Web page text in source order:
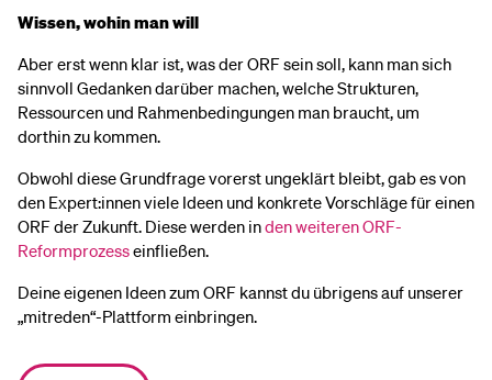
Wissen, wohin man will
Aber erst wenn klar ist, was der ORF sein soll, kann man sich
sinnvoll Gedanken darüber machen, welche Strukturen,
Ressourcen und Rahmenbedingungen man braucht, um
dorthin zu kommen.
Obwohl diese Grundfrage vorerst ungeklärt bleibt, gab es von
den Expert:innen viele Ideen und konkrete Vorschläge für einen
ORF der Zukunft. Diese werden inden weiteren ORF-
Reformprozesseinfließen.
Deine eigenen Ideen zum ORF kannst du übrigens auf unserer
„mitreden“-Plattform einbringen.